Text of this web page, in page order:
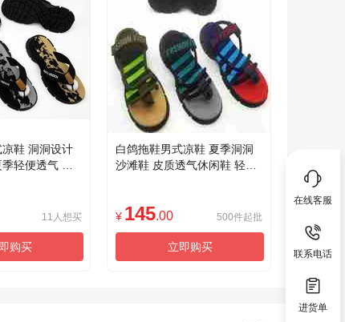
在线客服
联系电话
进货单
鞋 洞洞设计
轻便透气 皮
11人想买
购买
白鸽拖鞋男式凉鞋 夏季洞洞
沙滩鞋 皮质透气休闲鞋 轻便
¥ 145.00 500件起批
立即购买